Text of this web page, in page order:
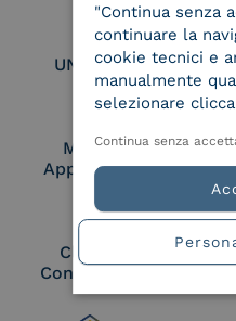
UNI EN ISO 27017
Membro Adobe
Approved Trust List
Cloud Signature
Consortium Member
"Continua senza
continuare la
cookie tecnici e
manualmente
selezionare
Continua senza